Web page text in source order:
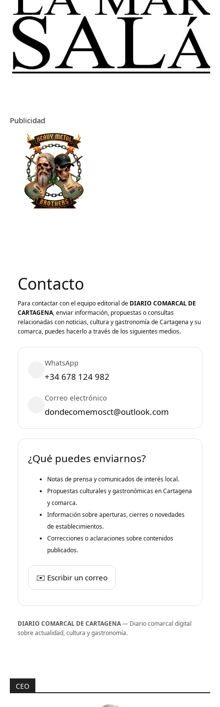
Publicidad
Contacto
Para contactar con el equipo editorial de DIARIO COMARCAL DE
CARTAGENA, enviar información, propuestas o consultas
relacionadas con noticias, cultura y gastronomía de Cartagena y su
comarca, puedes hacerlo a través de los siguientes medios.
WhatsApp
+34 678 124 982
Correo electrónico
dondecomemosct@outlook.com
¿Qué puedes enviarnos?
Notas de prensa y comunicados de interés local.
Propuestas culturales y gastronómicas en Cartagena
y comarca.
Información sobre aperturas, cierres o novedades
de establecimientos.
Correcciones o aclaraciones sobre contenidos
publicados.
✉️ Escribir un correo
DIARIO COMARCAL DE CARTAGENA— Diario comarcal digital
sobre actualidad, cultura y gastronomía.
CEO